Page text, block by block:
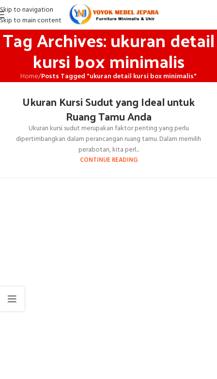
Skip to navigation
Skip to main content
Tag Archives: ukuran detail
kursi box minimalis
Home/Posts Tagged "ukuran detail kursi box minimalis"
Ukuran Kursi Sudut yang Ideal untuk
Ruang Tamu Anda
Ukuran kursi sudut merupakan faktor penting yang perlu
dipertimbangkan dalam perancangan ruang tamu. Dalam memilih
perabotan, kita perl...
CONTINUE READING